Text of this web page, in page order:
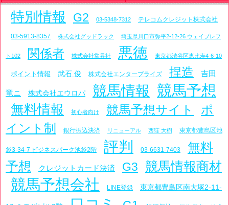
特別情報 G2 03-5348-7312 テレコムクレジット株式会社
03-5913-8357 株式会社グッドラック 埼玉県川口市弥平2-12-26 ウェイブレフ
ト102 関係者 株式会社常昇社 悪徳 東京都渋谷区恵比寿4-6-10
ポイント情報 武石 俊 株式会社エンタープライズ 捏造 吉田
竜ニ 株式会社エウロパ 競馬情報 競馬予想
無料情報 初心者向け 競馬予想サイト
ポ
イント制
銀行振込決済 リニューアル 西窪 大樹 東京都豊島区池
袋3-34-7 ビジネスパーク池袋2階 評判 03-6631-7403
無料
予想
クレジットカード決済 G3 競馬情報商材
競馬予想会社 LINE登録 東京都豊島区南大塚2-11-